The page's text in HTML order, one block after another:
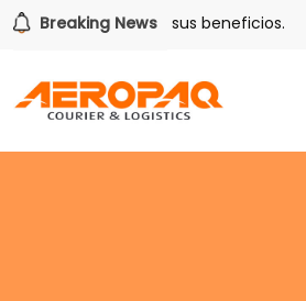
Breaking News
también tiene sus beneficios.